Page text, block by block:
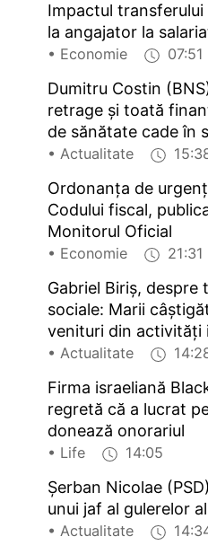
Impactul
la angajator la
• Economie 07:51
Dumitru Costin
retrage și toată
de sănătate cade în
• Actualitate
Ordonanța de
Codului fiscal,
Monitorul Oficial
• Economie 21:31
Gabriel Biriș,
sociale: Marii
venituri din activități
• Actualitate
Firma israeliană
regretă că a lucrat
donează onorariul
• Life 14:05
Șerban Nicolae
unui jaf al gulerelor
• Actualitate